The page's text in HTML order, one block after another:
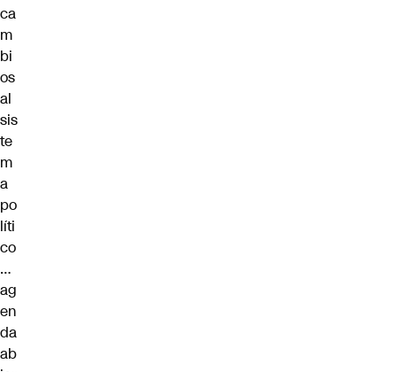
ca
m
bi
os
al
sis
te
m
a
po
líti
co
…
ag
en
da
ab